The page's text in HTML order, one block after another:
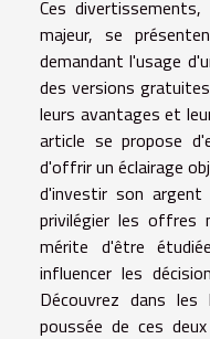
Ces
majeur, se
demandant l'usage
des versions
leurs avantages et
article se propose
d'offrir un éclairage
d'investir son
privilégier les offres
mérite d'être
influencer les
Découvrez dans
poussée de ces